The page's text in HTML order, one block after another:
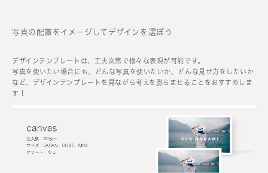
写真の配置をイメージしてデザインを選ぼう
デザインテンプレートは、工夫次第で様々な表現が可能です。
写真を使いたい場合にも、どんな写真を使いたいか、どんな見せ方をしたいか
など、デザインテンプレートを見ながら考えを膨らませることをおすすめしま
す！